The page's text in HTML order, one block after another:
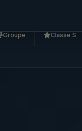
Groupe Classe S